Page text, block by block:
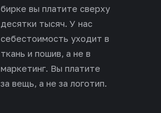
бирке вы платите сверху
десятки тысяч. У нас
себестоимость уходит в
ткань и пошив, а не в
маркетинг. Вы платите
за вещь, а не за логотип.